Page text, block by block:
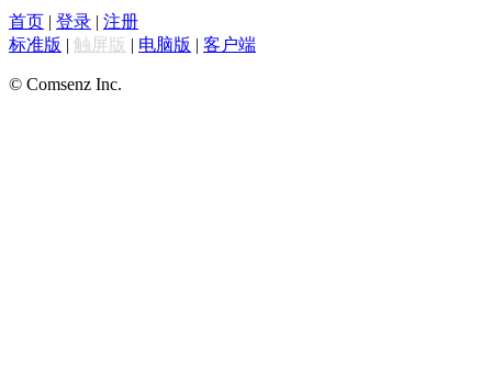
首页 | 登录 | 注册
标准版 | 触屏版 | 电脑版 | 客户端
© Comsenz Inc.